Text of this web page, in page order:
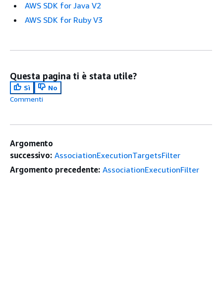
AWS SDK for Java V2
AWS SDK for Ruby V3
Questa pagina ti è stata utile?
Sì
No
Commenti
Argomento
successivo: AssociationExecutionTargetsFilter
Argomento precedente: AssociationExecutionFilter